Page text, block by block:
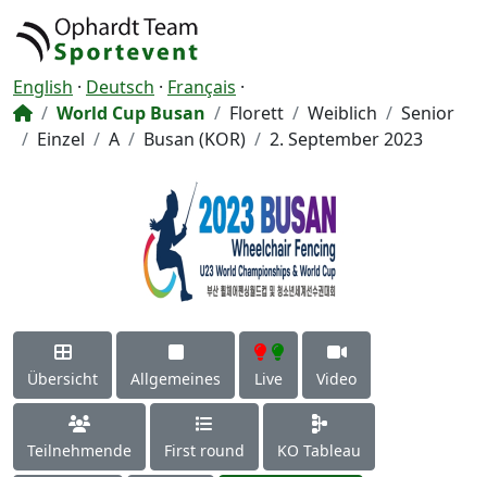
English · Deutsch · Français ·
World Cup Busan
Florett Weiblich
Senior
Einzel
A Busan (KOR) 2. September 2023
Übersicht Allgemeines Live Video
Teilnehmende First round KO Tableau